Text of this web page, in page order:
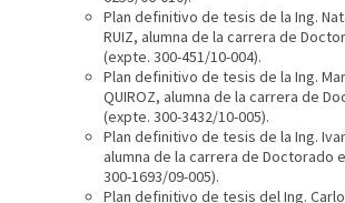
Plan definitivo de tesis de la Ing.
RUIZ, alumna de la carrera de
(expte. 300-451/10-004).
Plan definitivo de tesis de la Ing.
QUIROZ, alumna de la carrera de
(expte. 300-3432/10-005).
Plan definitivo de tesis de la Ing.
alumna de la carrera de Doctorado
300-1693/09-005).
Plan definitivo de tesis del Ing.